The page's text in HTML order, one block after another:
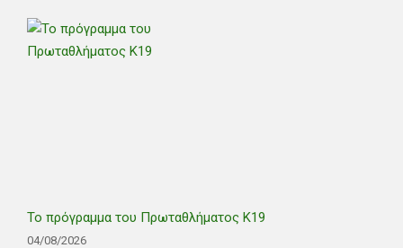
Το πρόγραμμα του Πρωταθλήματος Κ19
04/08/2026